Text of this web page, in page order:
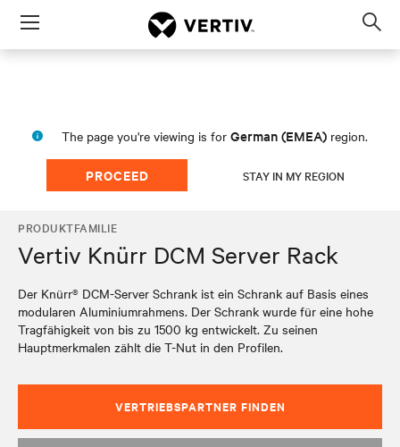
Menu
The page you're viewing is for German (EMEA) region.
PROCEED STAY IN MY REGION
PRODUKTFAMILIE
Vertiv Knürr DCM Server Rack
Der Knürr® DCM-Server Schrank ist ein Schrank auf Basis eines
modularen Aluminiumrahmens. Der Schrank wurde für eine hohe
Tragfähigkeit von bis zu 1500 kg entwickelt. Zu seinen
Hauptmerkmalen zählt die T-Nut in den Profilen.
VERTRIEBSPARTNER FINDEN